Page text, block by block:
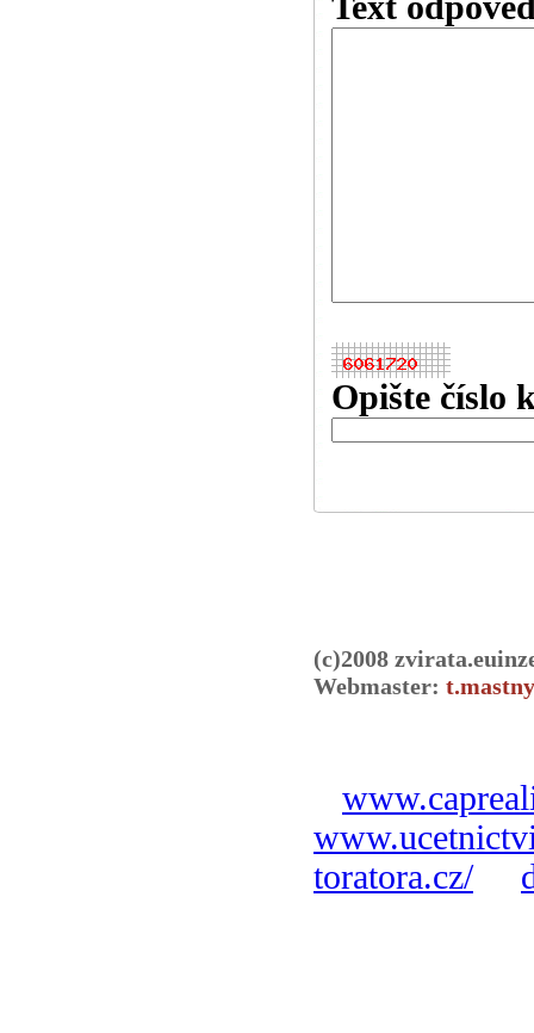
Opište číslo
(c)2008
Webmaster:
toratora.cz/